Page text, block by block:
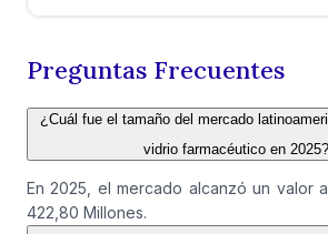
Preguntas Frecuentes
¿Cuál fue el tamaño del mercado
vidrio farmacéutico en 2025?
En 2025, el mercado alcanzó un valor
422,80 Millones.